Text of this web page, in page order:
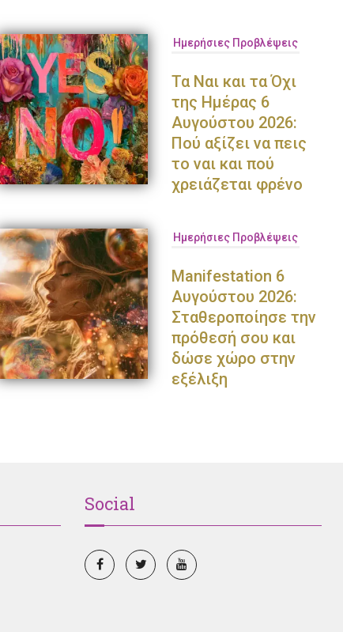
Παναγιώτης Πετράκης
Ημερήσιες Προβλέψεις
Τα Ναι και τα Όχι
της Ημέρας 6
Αυγούστου 2026:
Πού αξίζει να πεις
το ναι και πού
χρειάζεται φρένο
Ημερήσιες Προβλέψεις
Manifestation 6
Αυγούστου 2026:
Σταθεροποίησε την
πρόθεσή σου και
δώσε χώρο στην
εξέλιξη
Social